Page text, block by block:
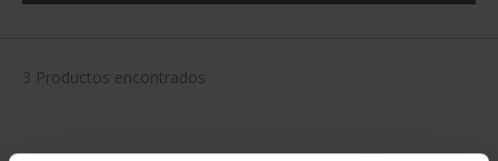
3 Productos encontrados